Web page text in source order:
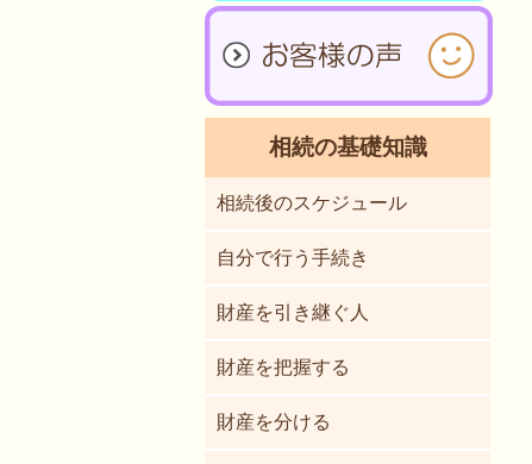
相続の基礎知識
相続後のスケジュール
自分で行う手続き
財産を引き継ぐ人
財産を把握する
財産を分ける